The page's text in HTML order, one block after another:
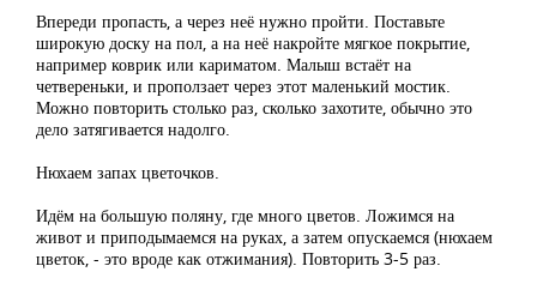
Впереди пропасть, а через неё нужно пройти. Поставьте
широкую доску на пол, а на неё накройте мягкое покрытие,
например коврик или кариматом. Малыш встаёт на
четвереньки, и проползает через этот маленький мостик.
Можно повторить столько раз, сколько захотите, обычно это
дело затягивается надолго.
Нюхаем запах цветочков.
Идём на большую поляну, где много цветов. Ложимся на
живот и приподымаемся на руках, а затем опускаемся (нюхаем
цветок, - это вроде как отжимания). Повторить 3-5 раз.